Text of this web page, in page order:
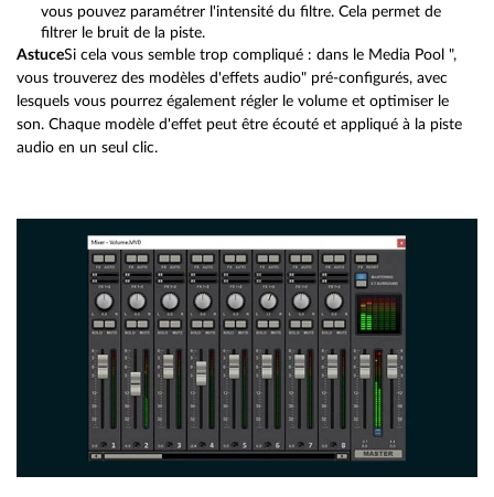
vous pouvez paramétrer l'intensité du filtre. Cela permet de
filtrer le bruit de la piste.
AstuceSi cela vous semble trop compliqué : dans le Media Pool ",
vous trouverez des modèles d'effets audio" pré-configurés, avec
lesquels vous pourrez également régler le volume et optimiser le
son. Chaque modèle d'effet peut être écouté et appliqué à la piste
audio en un seul clic.